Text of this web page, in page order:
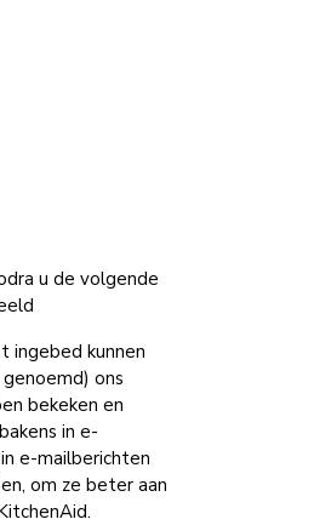
u de volgende
ingebed kunnen
ons
bekeken en
in e-
e-mailberichten
om ze beter aan